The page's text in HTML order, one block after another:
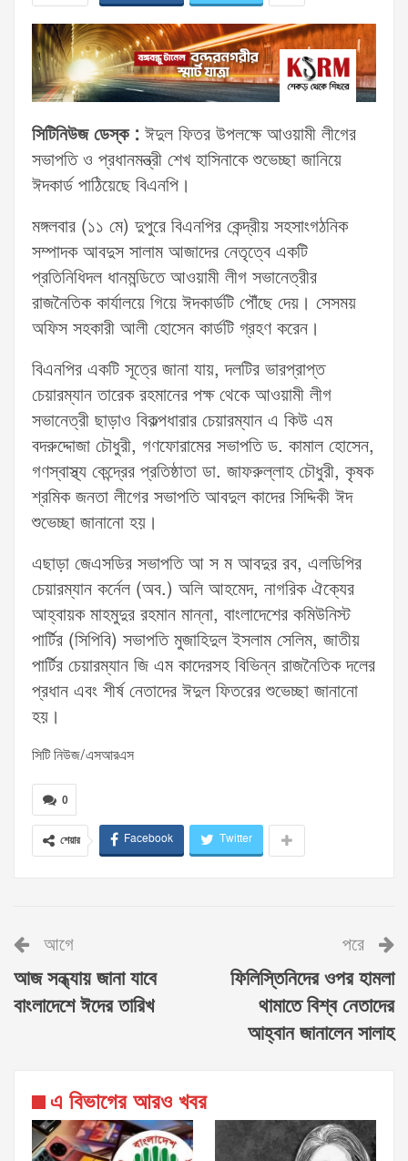
সিটিনিউজ ডেস্ক : ঈদুল ফিতর উপলক্ষে আওয়ামী লীগের
সভাপতি ও প্রধানমন্ত্রী শেখ হাসিনাকে শুভেচ্ছা জানিয়ে
ঈদকার্ড পাঠিয়েছে বিএনপি।
মঙ্গলবার (১১ মে) দুপুরে বিএনপির কেন্দ্রীয় সহসাংগঠনিক
সম্পাদক আবদুস সালাম আজাদের নেতৃত্বে একটি
প্রতিনিধিদল ধানমন্ডিতে আওয়ামী লীগ সভানেত্রীর
রাজনৈতিক কার্যালয়ে গিয়ে ঈদকার্ডটি পৌঁছে দেয়। সেসময়
অফিস সহকারী আলী হোসেন কার্ডটি গ্রহণ করেন।
বিএনপির একটি সূত্রে জানা যায়, দলটির ভারপ্রাপ্ত
চেয়ারম্যান তারেক রহমানের পক্ষ থেকে আওয়ামী লীগ
সভানেত্রী ছাড়াও বিকল্পধারার চেয়ারম্যান এ কিউ এম
বদরুদ্দোজা চৌধুরী, গণফোরামের সভাপতি ড. কামাল হোসেন,
গণস্বাস্থ্য কেন্দ্রের প্রতিষ্ঠাতা ডা. জাফরুল্লাহ চৌধুরী, কৃষক
শ্রমিক জনতা লীগের সভাপতি আবদুল কাদের সিদ্দিকী ঈদ
শুভেচ্ছা জানানো হয়।
এছাড়া জেএসডির সভাপতি আ স ম আবদুর রব, এলডিপির
চেয়ারম্যান কর্নেল (অব.) অলি আহমেদ, নাগরিক ঐক্যের
আহ্বায়ক মাহমুদুর রহমান মান্না, বাংলাদেশের কমিউনিস্ট
পার্টির (সিপিবি) সভাপতি মুজাহিদুল ইসলাম সেলিম, জাতীয়
পার্টির চেয়ারম্যান জি এম কাদেরসহ বিভিন্ন রাজনৈতিক দলের
প্রধান এবং শীর্ষ নেতাদের ঈদুল ফিতরের শুভেচ্ছা জানানো
হয়।
সিটি নিউজ/এসআরএস
0
শেয়ার Facebook Twitter
আগে
আজ সন্ধ্যায় জানা যাবে
বাংলাদেশে ঈদের তারিখ
পরে
ফিলিস্তিনিদের ওপর হামলা
থামাতে বিশ্ব নেতাদের
আহ্বান জানালেন সালাহ
এ বিভাগের আরও খবর